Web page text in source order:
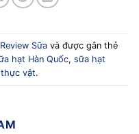
Review Sữavà được gắn thẻ
hạt Hàn Quốc, sữa hạt
vật.